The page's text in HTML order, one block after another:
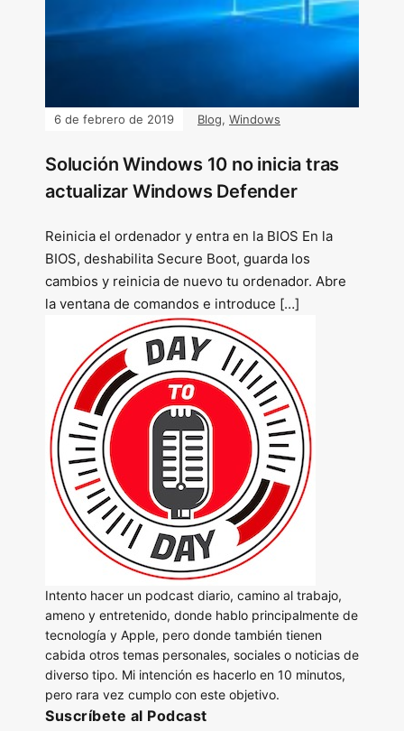
6 de febrero de 2019 Blog, Windows
Solución Windows 10 no inicia tras
actualizar Windows Defender
Reinicia el ordenador y entra en la BIOS En la
BIOS, deshabilita Secure Boot, guarda los
cambios y reinicia de nuevo tu ordenador. Abre
la ventana de comandos e introduce […]
Intento hacer un podcast diario, camino al trabajo,
ameno y entretenido, donde hablo principalmente de
tecnología y Apple, pero donde también tienen
cabida otros temas personales, sociales o noticias de
diverso tipo. Mi intención es hacerlo en 10 minutos,
pero rara vez cumplo con este objetivo.
Suscríbete al Podcast